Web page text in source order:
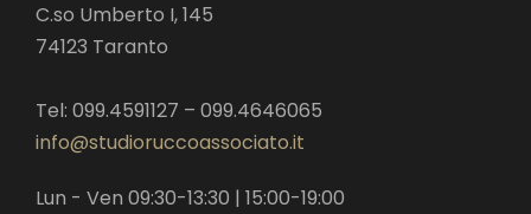
C.so Umberto I, 145
74123 Taranto
Tel: 099.4591127 – 099.4646065
info@studioruccoassociato.it
Lun - Ven 09:30-13:30 | 15:00-19:00